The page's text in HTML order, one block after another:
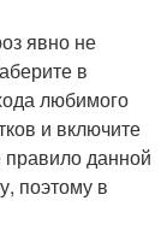
явно не
в
любимого
и включите
данной
поэтому в